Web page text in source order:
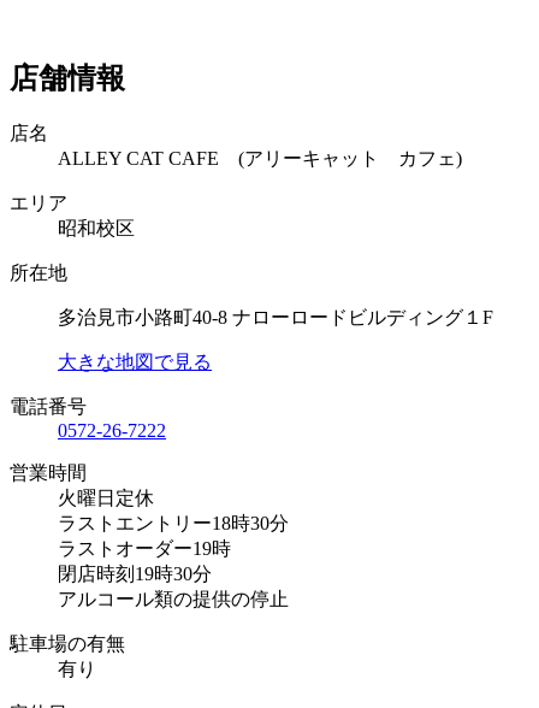
店舗情報
店名
ALLEY CAT CAFE (アリーキャット カフェ)
エリア
昭和校区
所在地
多治見市小路町40-8 ナローロードビルディング１F
大きな地図で見る
電話番号
0572-26-7222
営業時間
火曜日定休
ラストエントリー18時30分
ラストオーダー19時
閉店時刻19時30分
アルコール類の提供の停止
駐車場の有無
有り